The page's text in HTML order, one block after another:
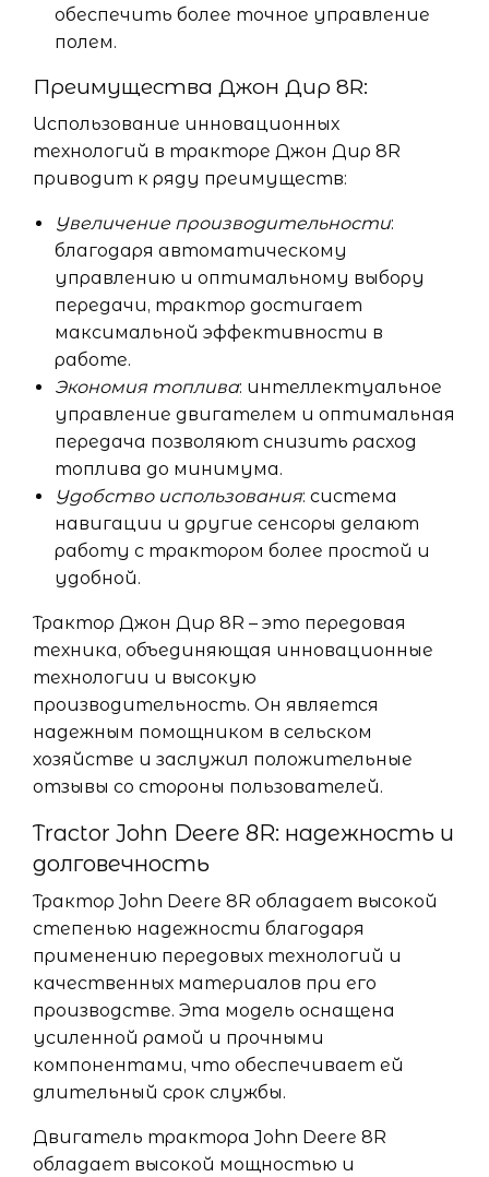
обеспечить более точное управление
полем.
Преимущества Джон Дир 8R:
Использование инновационных
технологий в тракторе Джон Дир 8R
приводит к ряду преимуществ:
Увеличение производительности:
благодаря автоматическому
управлению и оптимальному выбору
передачи, трактор достигает
максимальной эффективности в
работе.
Экономия топлива: интеллектуальное
управление двигателем и оптимальная
передача позволяют снизить расход
топлива до минимума.
Удобство использования: система
навигации и другие сенсоры делают
работу с трактором более простой и
удобной.
Трактор Джон Дир 8R – это передовая
техника, объединяющая инновационные
технологии и высокую
производительность. Он является
надежным помощником в сельском
хозяйстве и заслужил положительные
отзывы со стороны пользователей.
Tractor John Deere 8R: надежность и
долговечность
Трактор John Deere 8R обладает высокой
степенью надежности благодаря
применению передовых технологий и
качественных материалов при его
производстве. Эта модель оснащена
усиленной рамой и прочными
компонентами, что обеспечивает ей
длительный срок службы.
Двигатель трактора John Deere 8R
обладает высокой мощностью и